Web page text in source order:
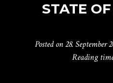
STATE
Posted on28. September
Reading